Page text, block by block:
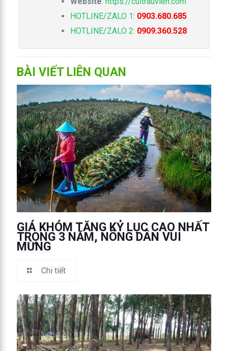
HOTLINE/ZALO 1: 0903.680.685
HOTLINE/ZALO 2: 0909.360.528
BÀI VIẾT LIÊN QUAN
GIÁ KHÓM TĂNG KỶ LỤC CAO NHẤT
TRONG 3 NĂM, NÔNG DÂN VUI
MỪNG
Chi tiết